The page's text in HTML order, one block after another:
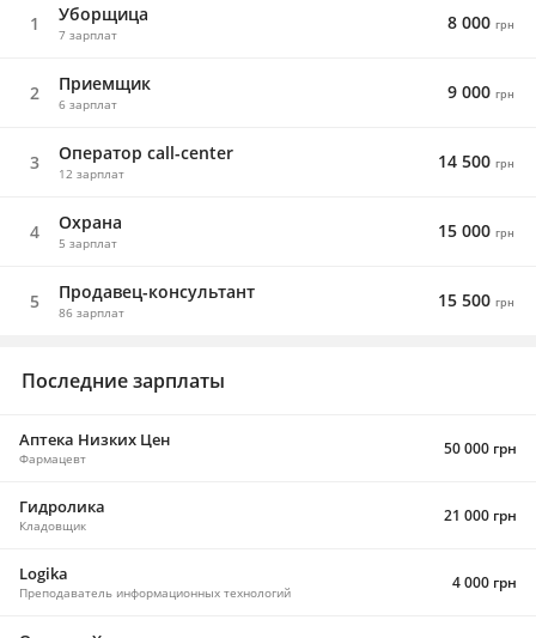
1 Уборщица
7 зарплат
8 000 грн
2 Приемщик
6 зарплат
9 000 грн
3 Оператор call-center
12 зарплат
14 500 грн
4 Охрана
5 зарплат
15 000 грн
5 Продавец-консультант
86 зарплат
15 500 грн
Последние зарплаты
Аптека Низких Цен
Фармацевт 50 000 грн
Гидролика
Кладовщик 21 000 грн
Logika
Преподаватель информационных технологий 4 000 грн